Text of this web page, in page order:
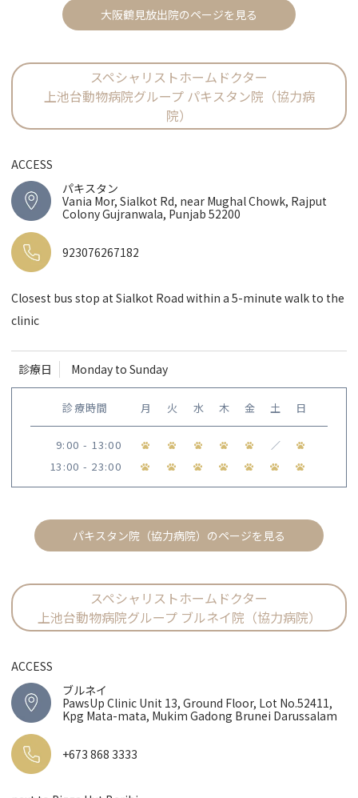
大阪鶴見放出院のページを見る
スペシャリストホームドクター
上池台動物病院グループ パキスタン院（協力病
院）
ACCESS
パキスタン
Vania Mor, Sialkot Rd, near Mughal Chowk, Rajput
Colony Gujranwala, Punjab 52200
923076267182
Closest bus stop at Sialkot Road within a 5-minute walk to the
clinic
診療日 Monday to Sunday
診療時間 月 火 水 木 金 土 日
9:00 - 13:00 ／
13:00 - 23:00
パキスタン院（協力病院）のページを見る
スペシャリストホームドクター
上池台動物病院グループ ブルネイ院（協力病院）
ACCESS
ブルネイ
PawsUp Clinic Unit 13, Ground Floor, Lot No.52411,
Kpg Mata-mata, Mukim Gadong Brunei Darussalam
+673 868 3333